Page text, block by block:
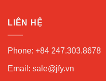
LIÊN HỆ
Phone: +84 247.303.8678
Email: sale@jfy.vn